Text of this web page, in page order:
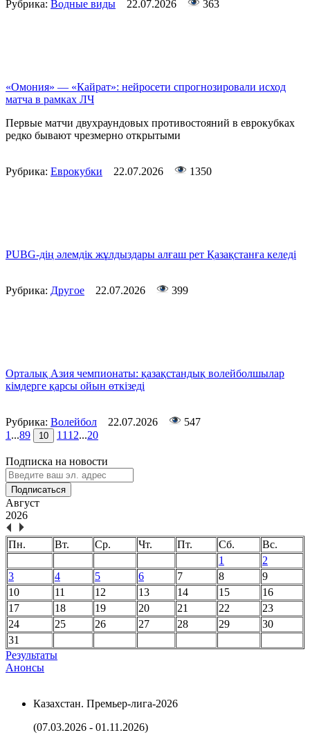
Рубрика: Водные виды 22.07.2026 363
«Омония» — «Кайрат»: нейросети спрогнозировали исход
матча в рамках ЛЧ
Первые матчи двухраундовых противостояний в еврокубках
редко бывают чрезмерно открытыми
Рубрика: Еврокубки 22.07.2026 1350
PUBG-дің әлемдік жұлдыздары алғаш рет Қазақстанға келеді
Рубрика: Другое 22.07.2026 399
Орталық Азия чемпионаты: қазақстандық волейболшылар
кімдерге қарсы ойын өткізеді
Рубрика: Волейбол 22.07.2026
547
1...89 10 1112...20
Подписка на новости
Подписаться
Август
2026
Пн. Вт. Ср. Чт. Пт. Сб.
Вс.
1
2
3
4 5 6 7 8
9
10
11 12 13 14 15
16
17
18 19 20 21 22
23
24
25 26 27 28 29
30
31
Результаты
Анонсы
Казахстан. Премьер-лига-2026
(07.03.2026 - 01.11.2026)